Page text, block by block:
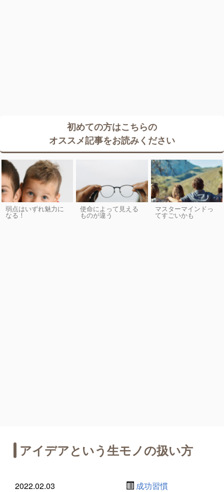
初めての方はこちらの
オススメ記事をお読みください
弱点はいずれ魅力に
なる！
使命によって見える
ものが違う
マスターマインドっ
てすごいかも
アイデアという生モノの扱い方
2022.02.03 成功習慣